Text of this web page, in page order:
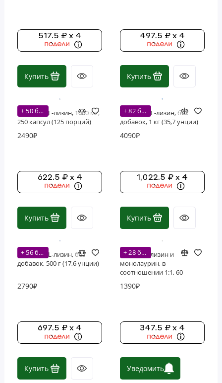
517.5 ₽ x 4
Купить
497.5 ₽ x 4
Купить
+ 50 бонусов
Nutricost, L-лизин, 1000 мг,
250 капсул (125 порций)
2490₽
622.5 ₽ x 4
Купить
+ 82 бонусов
Nutricost, L-лизин, без
добавок, 1 кг (35,7 унции)
4090₽
1,022.5 ₽ x 4
Купить
+ 56 бонусов
Nutricost, L-лизин, без
добавок, 500 г (17,6 унции)
2790₽
697.5 ₽ x 4
Купить
+ 28 бонусов
Solaray, L-лизин и
монолаурин, в
соотношении 1:1, 60
1390₽
347.5 ₽ x 4
Уведомить